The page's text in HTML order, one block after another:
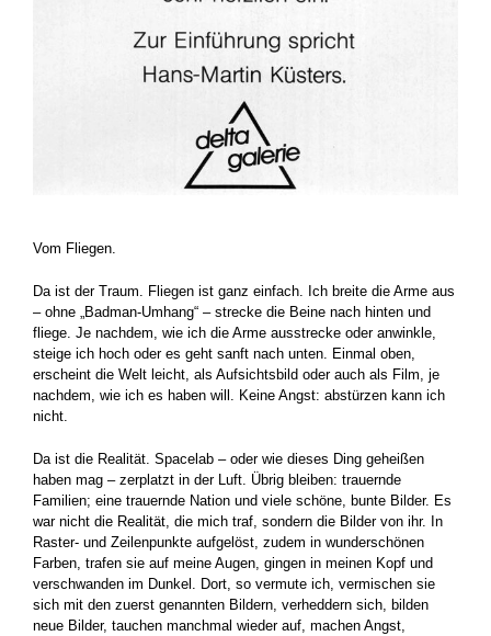
Vom Fliegen.
Da ist der Traum. Fliegen ist ganz einfach. Ich breite die Arme aus
– ohne „Badman-Umhang“ – strecke die Beine nach hinten und
fliege. Je nachdem, wie ich die Arme ausstrecke oder anwinkle,
steige ich hoch oder es geht sanft nach unten. Einmal oben,
erscheint die Welt leicht, als Aufsichtsbild oder auch als Film, je
nachdem, wie ich es haben will. Keine Angst: abstürzen kann ich
nicht.
Da ist die Realität. Spacelab – oder wie dieses Ding geheißen
haben mag – zerplatzt in der Luft. Übrig bleiben: trauernde
Familien; eine trauernde Nation und viele schöne, bunte Bilder. Es
war nicht die Realität, die mich traf, sondern die Bilder von ihr. In
Raster- und Zeilenpunkte aufgelöst, zudem in wunderschö­nen
Farben, trafen sie auf meine Augen, gingen in meinen Kopf und
verschwanden im Dunkel. Dort, so vermute ich, vermischen sie
sich mit den zuerst genannten Bildern, verheddern sich, bilden
neue Bilder, tauchen manchmal wieder auf, machen Angst,